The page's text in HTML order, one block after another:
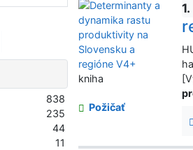
1.
kniha
Požičať
838
235
44
11